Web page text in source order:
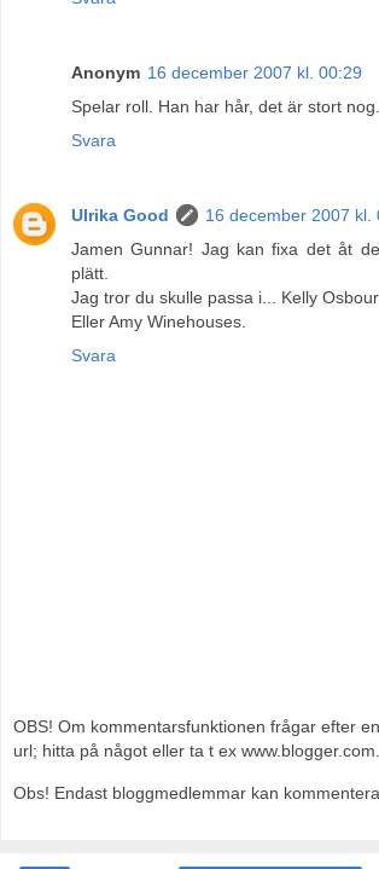
Anonym 16 december 2007 kl. 00:29
Spelar roll. Han har hår, det är stort nog.
Svara
Ulrika Good
16 december 2007 kl.
Jamen Gunnar! Jag kan fixa det åt
plätt.
Jag tror du skulle passa i... Kelly
Eller Amy Winehouses.
Svara
OBS! Om kommentarsfunktionen frågar efter en
url; hitta på något eller ta t ex www.blogger.com.
Obs! Endast bloggmedlemmar kan kommentera.